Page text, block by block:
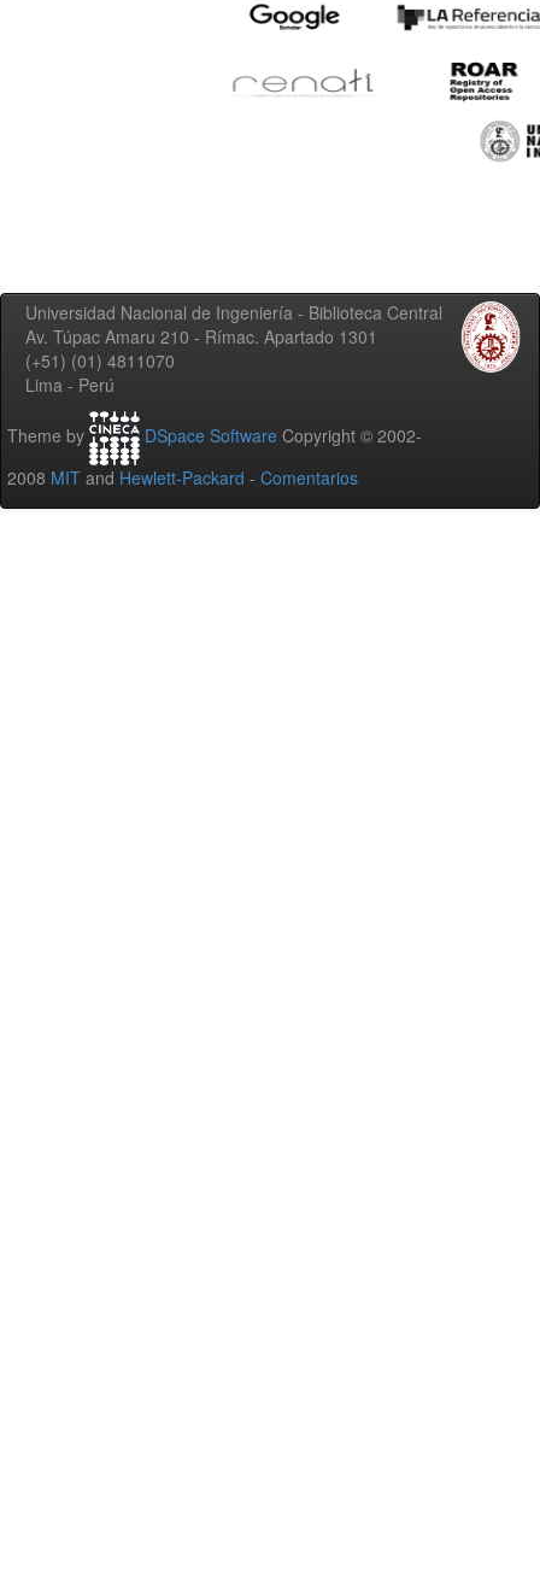
Universidad Nacional de Ingeniería - Biblioteca Central
Av. Túpac Amaru 210 - Rímac. Apartado 1301
(+51) (01) 4811070
Lima - Perú
Theme by DSpace Software Copyright © 2002-
2008 MIT and Hewlett-Packard - Comentarios